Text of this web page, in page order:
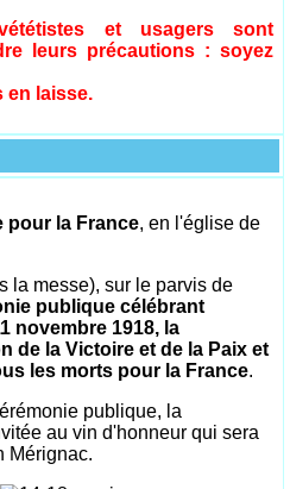
vététistes et usagers sont
leurs précautions : soyez
en laisse.
pour la France, en l'église de
la messe), sur le parvis de
publique célébrant
novembre 1918, la
de la Victoire et de la Paix et
les morts pour la France.
publique, la
au vin d'honneur qui sera
Mérignac.